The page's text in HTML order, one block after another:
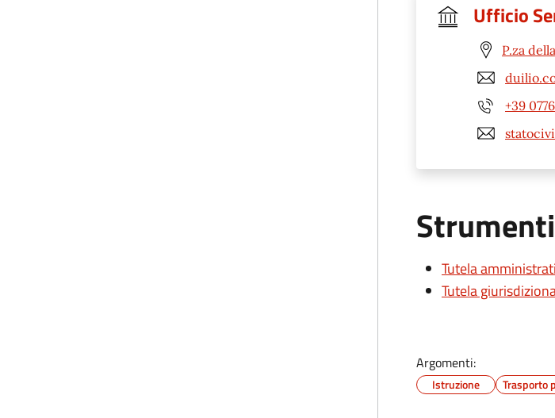
Ufficio
P.za
+39
Tutela
Tutela
Argomenti:
Istruzione Trasporto